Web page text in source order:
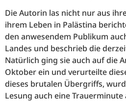
Die Autorin las nicht nur aus
ihrem Leben in Palästina
den anwesendem Publikum
Landes und beschrieb die
Natürlich ging sie auch auf die
Oktober ein und verurteilte
dieses brutalen Übergriffs,
Lesung auch eine